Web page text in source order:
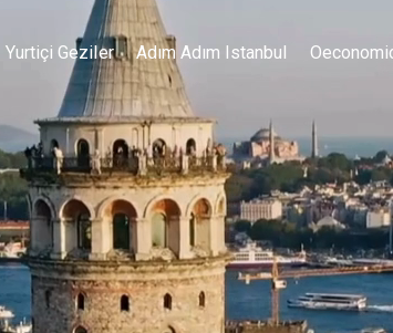
Yurtiçi Geziler Adım Adım Istanbul